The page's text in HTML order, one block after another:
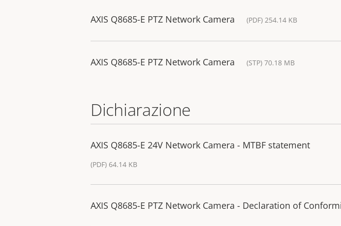
AXIS Q8685-E PTZ Network Camera (PDF) 254.14 KB
AXIS Q8685-E PTZ Network Camera (STP) 70.18 MB
Dichiarazione
AXIS Q8685-E 24V Network Camera - MTBF statement
(PDF) 64.14 KB
AXIS Q8685-E PTZ Network Camera - Declaration of